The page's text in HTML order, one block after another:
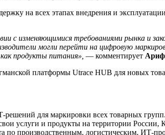
на всех этапах внедрения и
с изменяющимися требованиями рынка и
могли перейти на цифровую
продукты питания», — комментирует Ариф
платформы Utrace HUB для новых
для маркировки всех товарных
услуги и продукты на территории
по производственным, логистическим, ИТ-